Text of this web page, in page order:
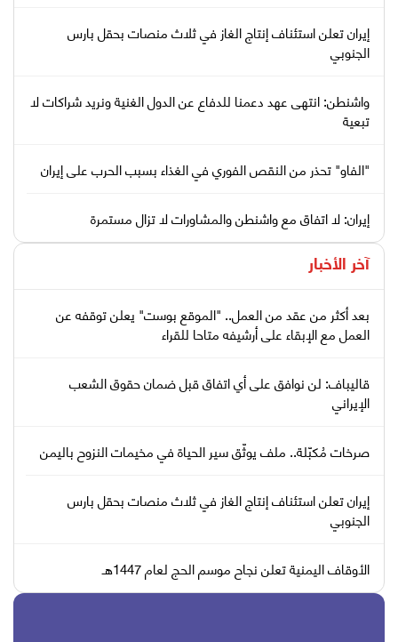
إيران تعلن استئناف إنتاج الغاز في ثلاث منصات بحقل بارس
الجنوبي
واشنطن: انتهى عهد دعمنا للدفاع عن الدول الغنية ونريد شراكات لا
تبعية
"الفاو" تحذر من النقص الفوري في الغذاء بسبب الحرب على إيران
إيران: لا اتفاق مع واشنطن والمشاورات لا تزال مستمرة
آخر الأخبار
بعد أكثر من عقد من العمل.. "الموقع بوست" يعلن توقفه عن
العمل مع الإبقاء على أرشيفه متاحا للقراء
قاليباف: لن نوافق على أي اتفاق قبل ضمان حقوق الشعب
الإيراني
صرخات مُكبّلة.. ملف يوثّق سير الحياة في مخيمات النزوح باليمن
إيران تعلن استئناف إنتاج الغاز في ثلاث منصات بحقل بارس
الجنوبي
الأوقاف اليمنية تعلن نجاح موسم الحج لعام 1447هـ